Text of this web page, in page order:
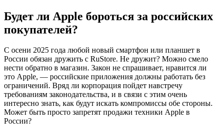
Будет ли Apple бороться за российских
покупателей?
С осени 2025 года любой новый смартфон или планшет в
России обязан дружить с RuStore. Не дружит? Можно смело
нести обратно в магазин. Закон не спрашивает, нравится ли
это Apple, — российские приложения должны работать без
ограничений. Вряд ли корпорация пойдет навстречу
требованиям законодательства, и в связи с этим очень
интересно знать, как будут искать компромиссы обе стороны.
Может быть просто запретят продажи техники Apple в
России?